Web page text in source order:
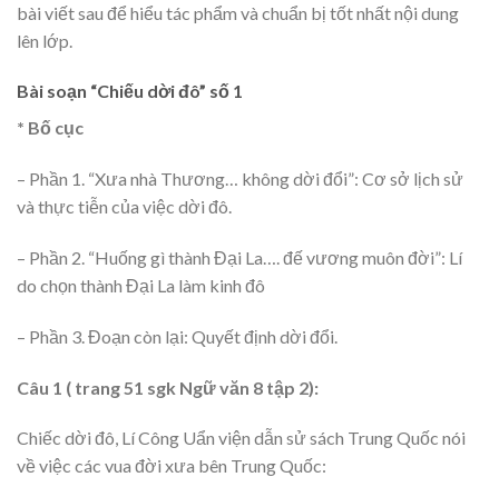
bài viết sau để hiểu tác phẩm và chuẩn bị tốt nhất nội dung
lên lớp.
Bài soạn “Chiếu dời đô” số 1
* Bố cục
– Phần 1. “Xưa nhà Thương… không dời đổi”: Cơ sở lịch sử
và thực tiễn của việc dời đô.
– Phần 2. “Huống gì thành Đại La…. đế vương muôn đời”: Lí
do chọn thành Đại La làm kinh đô
– Phần 3. Đoạn còn lại: Quyết định dời đổi.
Câu 1 ( trang 51 sgk Ngữ văn 8 tập 2):
Chiếc dời đô, Lí Công Uẩn viện dẫn sử sách Trung Quốc nói
về việc các vua đời xưa bên Trung Quốc: